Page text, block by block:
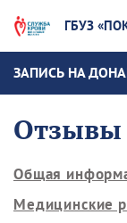
ГБУЗ
ЗАПИСЬ НА
Отзывы
Общая
Медицинские